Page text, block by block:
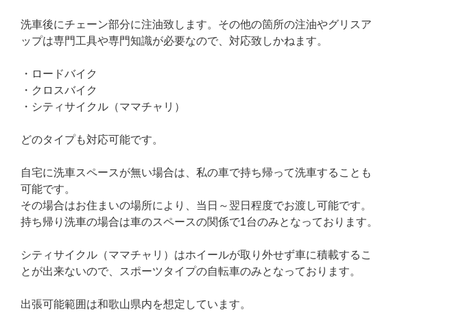
洗車後にチェーン部分に注油致します。その他の箇所の注油やグリスア
ップは専門工具や専門知識が必要なので、対応致しかねます。
・ロードバイク
・クロスバイク
・シティサイクル（ママチャリ）
どのタイプも対応可能です。
自宅に洗車スペースが無い場合は、私の車で持ち帰って洗車することも
可能です。
その場合はお住まいの場所により、当日～翌日程度でお渡し可能です。
持ち帰り洗車の場合は車のスペースの関係で1台のみとなっております。
シティサイクル（ママチャリ）はホイールが取り外せず車に積載するこ
とが出来ないので、スポーツタイプの自転車のみとなっております。
出張可能範囲は和歌山県内を想定しています。